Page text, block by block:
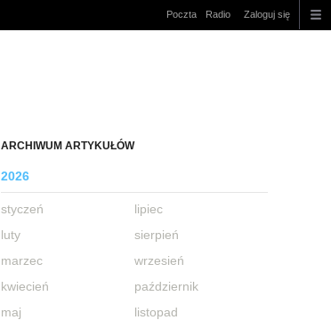
Poczta Radio Zaloguj się
ARCHIWUM ARTYKUŁÓW
2026
styczeń
luty
marzec
kwiecień
maj
lipiec
sierpień
wrzesień
październik
listopad